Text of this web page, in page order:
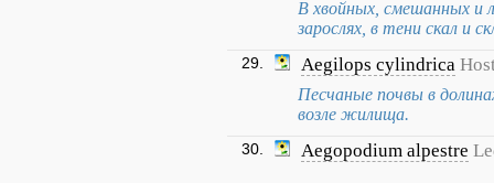
В хвойных, смешанных и
зарослях, в тени скал и
29. Aegilops cylindrica
Песчаные почвы в
возле жилища.
30. Aegopodium alpestre